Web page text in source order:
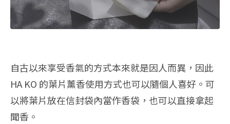
自古以來享受香氣的方式本來就是因人而異，因此
HA KO 的葉片薰香使用方式也可以隨個人喜好。可
以將葉片放在信封袋內當作香袋，也可以直接拿起
聞香。